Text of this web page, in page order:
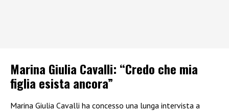
Marina Giulia Cavalli: “Credo che mia
figlia esista ancora”
Marina Giulia Cavalli ha concesso una lunga intervista a